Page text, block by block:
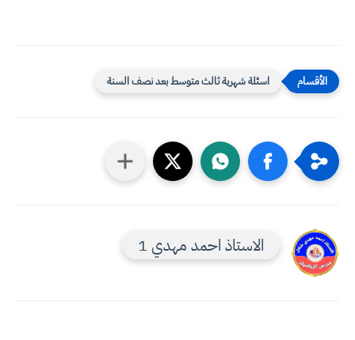
اسئلة شهرية ثالث متوسط بعد نصف السنة
الاستاذ احمد مهدي 1